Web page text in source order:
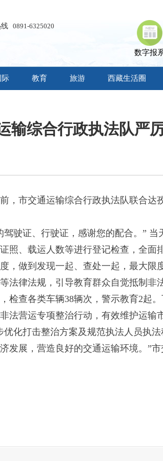
0891-6325020
数字报
际 教育 旅游 西藏生活圈
输综合行政执法队严
，市交通运输综合行政执法队联合达
驶证、行驶证，感谢您的配合。”
照、载运人数等进行登记检查，全面
，做到发现一起、查处一起，最大限
法律法规，引导教育群众自觉抵制非
检查各类车辆38辆次，警示教育2起
法营运专项整治行动，有效维护运输
化打击整治方案及规范执法人员执
发展，营造良好的交通运输环境。”